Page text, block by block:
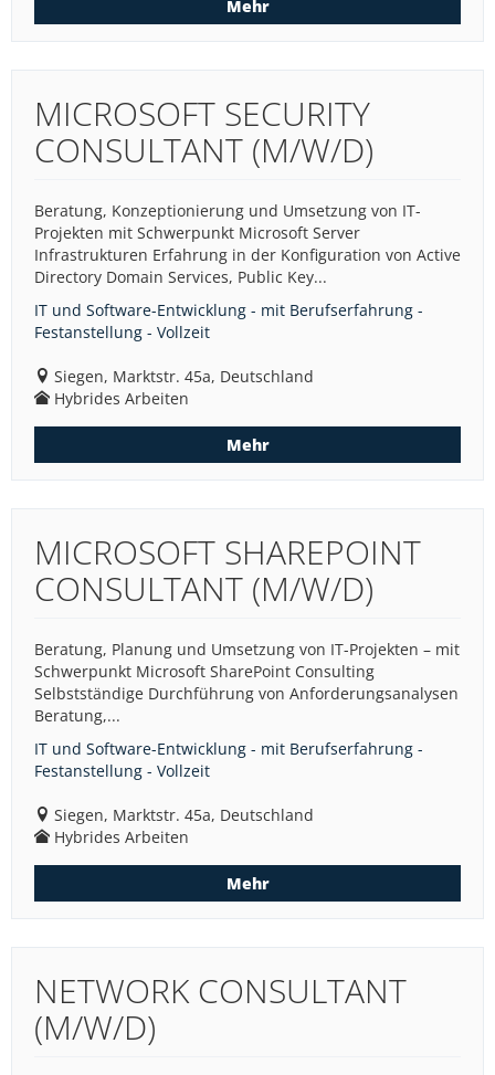
Mehr
MICROSOFT SECURITY
CONSULTANT (M/W/D)
Beratung, Konzeptionierung und Umsetzung von IT-
Projekten mit Schwerpunkt Microsoft Server
Infrastrukturen Erfahrung in der Konfiguration von Active
Directory Domain Services, Public Key...
IT und Software-Entwicklung - mit Berufserfahrung -
Festanstellung - Vollzeit
Siegen, Marktstr. 45a, Deutschland
Hybrides Arbeiten
Mehr
MICROSOFT SHAREPOINT
CONSULTANT (M/W/D)
Beratung, Planung und Umsetzung von IT-Projekten – mit
Schwerpunkt Microsoft SharePoint Consulting
Selbstständige Durchführung von Anforderungsanalysen
Beratung,...
IT und Software-Entwicklung - mit Berufserfahrung -
Festanstellung - Vollzeit
Siegen, Marktstr. 45a, Deutschland
Hybrides Arbeiten
Mehr
NETWORK CONSULTANT
(M/W/D)